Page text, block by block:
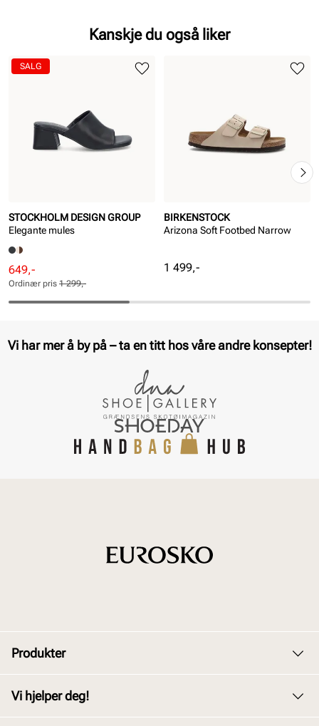
Kanskje du også liker
STOCKHOLM DESIGN GROUP
Elegante mules
Rabattert
pris
Pris
649,-
Ordinær
pris
Pris
Ordinær pris 1 299,-
SALG
BIRKENSTOCK
Arizona Soft Footbed Narrow
Pris
1 499,-
Vi har mer å by på – ta en titt hos våre andre konsepter!
Produkter
Vi hjelper deg!